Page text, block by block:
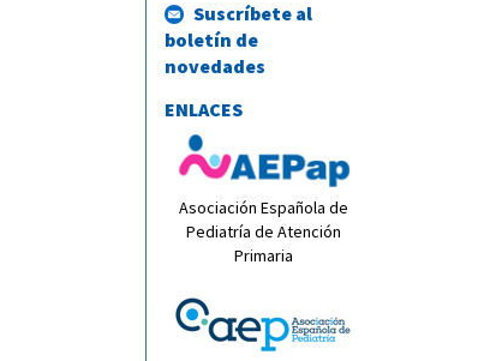
Suscríbete al
boletín de
novedades
ENLACES
Asociación Española de
Pediatría de Atención
Primaria